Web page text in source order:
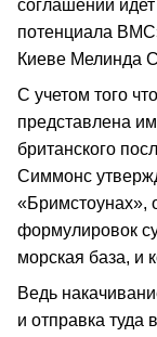
соглашении
потенциала
Киеве Мелинда
С учетом того
представлена
британского
Симмонс
«Бримстоунах»,
формулировок
морская база, и
Ведь
и отправка туда